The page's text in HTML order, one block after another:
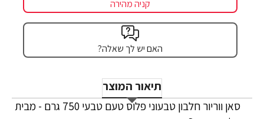
קניה מהירה
האם יש לך שאלה?
תיאור המוצר
סאן ווריור חלבון טבעוני פלוס טעם טבעי 750 גרם - מבית